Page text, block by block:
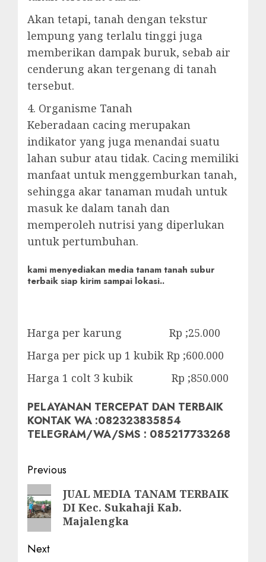
Akan tetapi, tanah dengan tekstur
lempung yang terlalu tinggi juga
memberikan dampak buruk, sebab air
cenderung akan tergenang di tanah
tersebut.
4. Organisme Tanah
Keberadaan cacing merupakan
indikator yang juga menandai suatu
lahan subur atau tidak. Cacing memiliki
manfaat untuk menggemburkan tanah,
sehingga akar tanaman mudah untuk
masuk ke dalam tanah dan
memperoleh nutrisi yang diperlukan
untuk pertumbuhan.
kami menyediakan media tanam tanah subur
terbaik siap kirim sampai lokasi..
Harga per karung Rp ;25.000
Harga per pick up 1 kubik Rp ;600.000
Harga 1 colt 3 kubik Rp ;850.000
PELAYANAN TERCEPAT DAN TERBAIK
KONTAK WA :082323835854
TELEGRAM/WA/SMS : 085217733268
Post
navigation
Previous
Previous
post:
JUAL MEDIA TANAM TERBAIK
DI Kec. Sukahaji Kab.
Majalengka
Next